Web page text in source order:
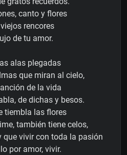
canto y flores
rencores
de tu amor.
alas plegadas
que miran al cielo,
de la vida
de dichas y besos.
tiembla las flores
también tiene celos,
que vivir con toda la pasión
por amor, vivir.